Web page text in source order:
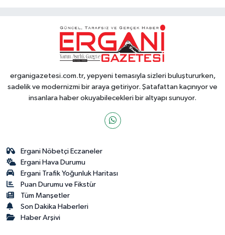
erganigazetesi.com.tr, yepyeni temasıyla sizleri buluştururken,
sadelik ve modernizmi bir araya getiriyor. Şatafattan kaçınıyor ve
insanlara haber okuyabilecekleri bir altyapı sunuyor.
Ergani Nöbetçi Eczaneler
Ergani Hava Durumu
Ergani Trafik Yoğunluk Haritası
Puan Durumu ve Fikstür
Tüm Manşetler
Son Dakika Haberleri
Haber Arşivi